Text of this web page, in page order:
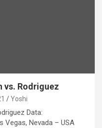
vs. Rodriguez
Yoshi
Data:
Vegas, Nevada – USA